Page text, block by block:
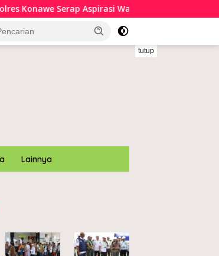
Warga Melalui Safari Kamtibmas
tutup
Lainnya